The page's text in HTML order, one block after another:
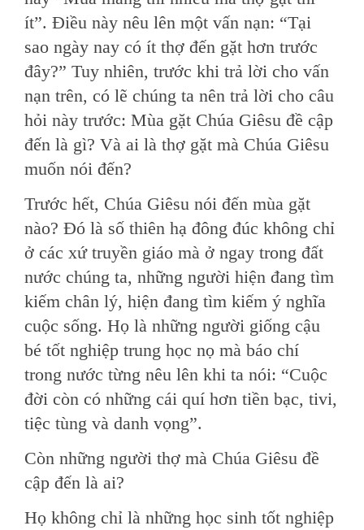
ít”. Ðiều này nêu lên một vấn nạn: “Tại
sao ngày nay có ít thợ đến gặt hơn trước
đây?” Tuy nhiên, trước khi trả lời cho vấn
nạn trên, có lẽ chúng ta nên trả lời cho câu
hỏi này trước: Mùa gặt Chúa Giêsu đề cập
đến là gì? Và ai là thợ gặt mà Chúa Giêsu
muốn nói đến?
Trước hết, Chúa Giêsu nói đến mùa gặt
nào? Ðó là số thiên hạ đông đúc không chỉ
ở các xứ truyền giáo mà ở ngay trong đất
nước chúng ta, những người hiện đang tìm
kiếm chân lý, hiện đang tìm kiếm ý nghĩa
cuộc sống. Họ là những người giống cậu
bé tốt nghiệp trung học nọ mà báo chí
trong nước từng nêu lên khi ta nói: “Cuộc
đời còn có những cái quí hơn tiền bạc, tivi,
tiệc tùng và danh vọng”.
Còn những người thợ mà Chúa Giêsu đề
cập đến là ai?
Họ không chỉ là những học sinh tốt nghiệp